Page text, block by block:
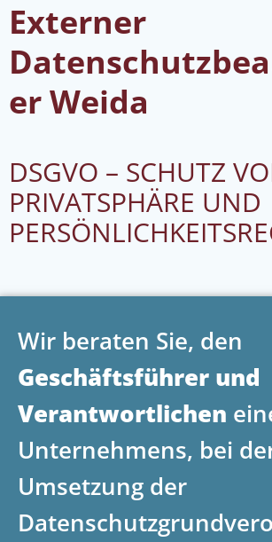
Externer
er Weida
DSGVO – SCHUTZ
PRIVATSPHÄRE UND
Wir beraten Sie, den
Geschäftsführer und
Verantwortlichen
Unternehmens, bei
Umsetzung der